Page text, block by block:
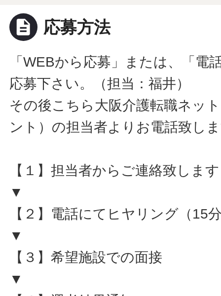
description 応募方法
「WEBから応募」または、「電
応募下さい。（担当：福井）
その後こちら大阪介護転職ネッ
ント）の担当者よりお電話致し
【１】担当者からご連絡致します
▼
【２】電話にてヒヤリング（15
▼
【３】希望施設での面接
▼